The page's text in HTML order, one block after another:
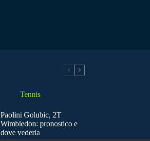
Tennis
Paolini Golubic, 2T
Wimbledon: pronostico e
dove vederla